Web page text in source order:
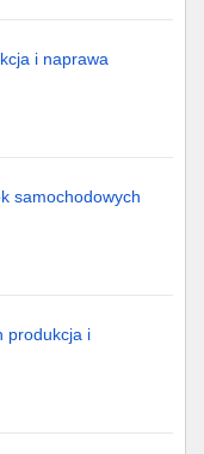
i naprawa
samochodowych
produkcja i